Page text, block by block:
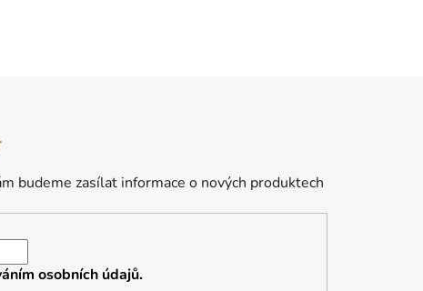
budeme zasílat informace o nových produktech
osobních údajů.